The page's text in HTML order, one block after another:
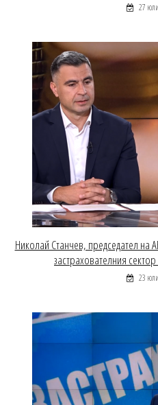
27
Николай Станчев, председател на
застрахователния
23